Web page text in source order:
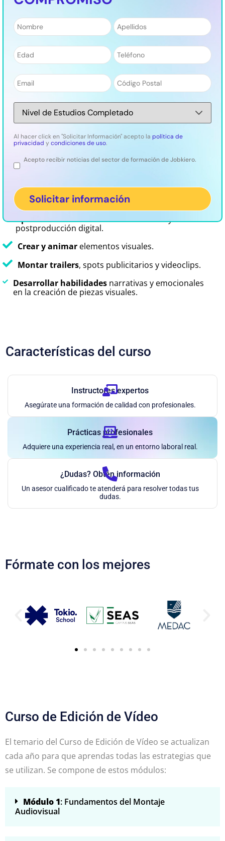
Nombre* Apellidos*
Número* Teléfono*
Email* Código
Postal*
Nivel
Estudios*
Al hacer click en "Solicitar Información" acepto la política de
privacidad ycondiciones de uso.
LegalAcepto recibir noticias del sector de formación de Jobkiero.
¿Deseas dar vida a tus proyectos
audiovisuales? ¡Aprende con el curso de edición
de vídeo!
del montaje audiovisual con el curso de edición de
vídeo!
Durante el curso aprenderás a:
Organizar y simplificar
audiovisual.
Aplicar técnicasde corrección de color y
postproducción digital.
Crear y animar elementos visuales.
Montar trailers, spots publicitarios y videoclips.
Desarrollar habilidadesnarrativas y emocionales
en la creación de piezas visuales.
Características del curso
Instructores expertos
Asegúrate una formación de calidad con profesionales.
Prácticas profesionales
Adquiere una experiencia real, en un entorno laboral real.
¿Dudas? Obtén información
Un asesor cualificado te atenderá para resolver todas tus
dudas.
Fórmate con los mejores
Curso de Edición de Vídeo
El temario del Curso de Edición de Vídeo se actualizan
cada año para que aprendas todas las estrategias que
se utilizan. Se compone de estos módulos:
Módulo 1: Fundamentos del Montaje
Audiovisual